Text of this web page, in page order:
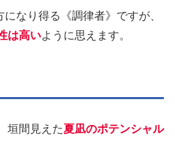
なり得る《調律者》ですが、
は高いように思えます。
垣間見えた夏凪のポテンシャル